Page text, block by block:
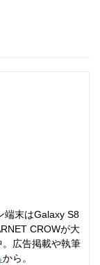
端末はGalaxy S8
CROWが大
広告掲載や執筆
から。